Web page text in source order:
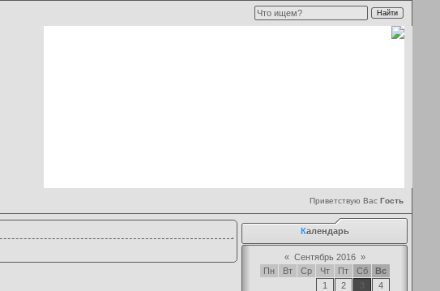
Приветствую Вас Гость
Календарь
« Сентябрь 2016 »
Пн
Вт Ср Чт Пт Сб
Вс
1
2
4